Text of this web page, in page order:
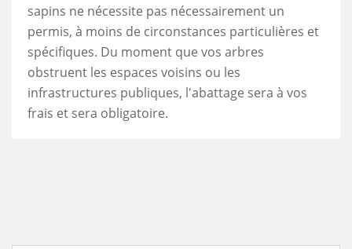
sapins ne nécessite pas nécessairement un
permis, à moins de circonstances particulières et
spécifiques. Du moment que vos arbres
obstruent les espaces voisins ou les
infrastructures publiques, l'abattage sera à vos
frais et sera obligatoire.